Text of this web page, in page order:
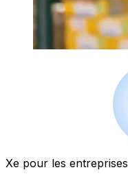
Xe pour les entreprises